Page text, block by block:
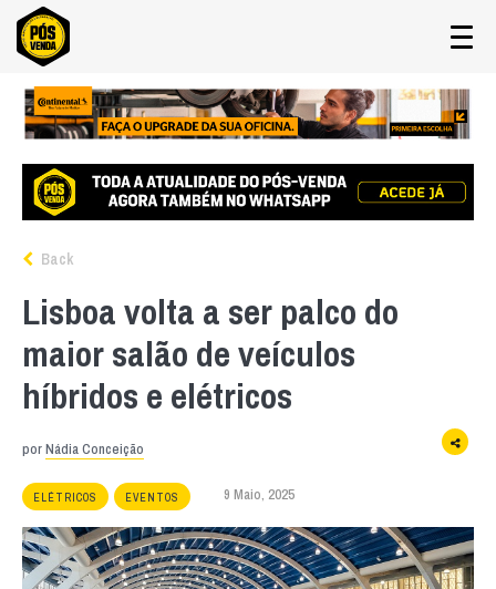
Back
Lisboa volta a ser palco do
maior salão de veículos
híbridos e elétricos
porNádia Conceição
ELÉTRICOS EVENTOS 9 Maio, 2025